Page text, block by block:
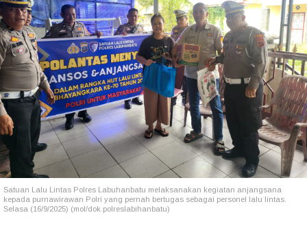
Satuan Lalu Lintas Polres Labuhanbatu melaksanakan kegiatan anjangsana
kepada purnawirawan Polri yang pernah bertugas sebagai personel lalu lintas.
Selasa (16/9/2025) (mol/dok.polreslabihanbatu)